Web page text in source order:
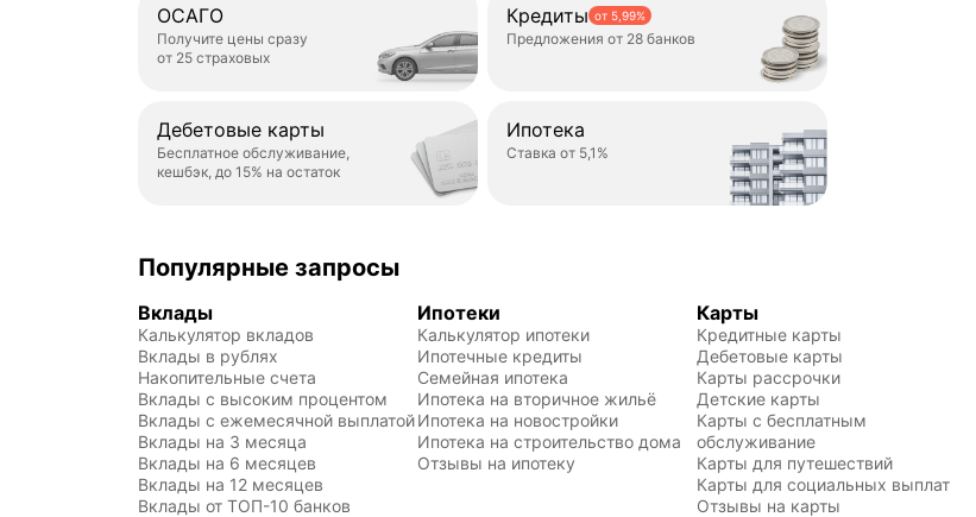
ОСАГО
Получите цены сразу
от 25 страховых
Кредиты от 5,99%
Предложения от 28 банков
Дебетовые карты
Бесплатное обслуживание,
кешбэк, до 15% на остаток
Ипотека
Ставка от 5,1%
Популярные запросы
Вклады
Калькулятор вкладов
Вклады в рублях
Накопительные счета
Вклады с высоким процентом
Вклады с ежемесячной выплатой
Вклады на 3 месяца
Вклады на 6 месяцев
Вклады на 12 месяцев
Вклады от ТОП-10 банков
Ипотеки
Калькулятор ипотеки
Ипотечные кредиты
Семейная ипотека
Ипотека на вторичное жильё
Ипотека на новостройки
Ипотека на строительство дома
Отзывы на ипотеку
Карты
Кредитные карты
Дебетовые карты
Карты рассрочки
Детские карты
Карты с бесплатным
обслуживание
Карты для путешествий
Карты для социальных выплат
Отзывы на карты